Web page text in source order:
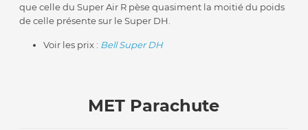
que celle du Super Air R pèse quasiment la moitié du poids
de celle présente sur le Super DH.
Voir les prix : Bell Super DH
MET Parachute